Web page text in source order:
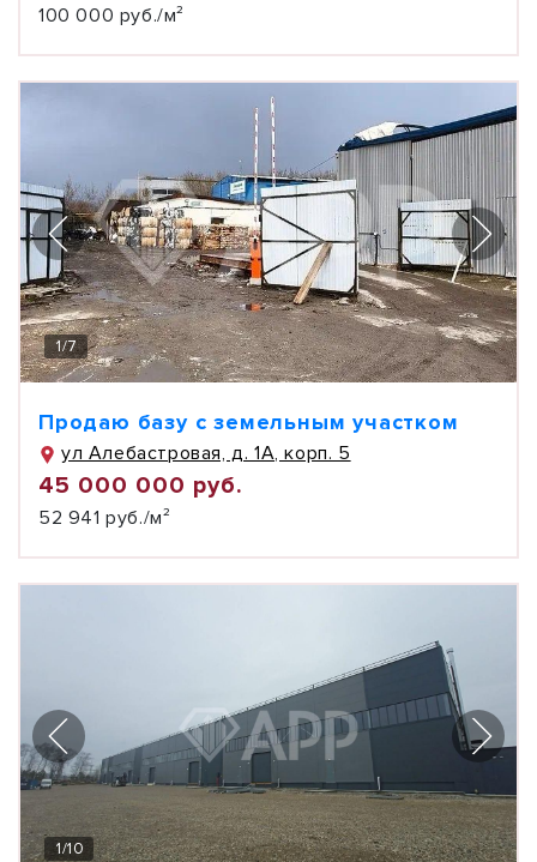
100 000 руб./м²
1/7
Продаю базу с земельным участком
ул Алебастровая, д. 1А, корп. 5
45 000 000 руб.
52 941 руб./м²
1/10